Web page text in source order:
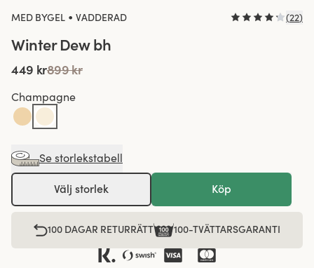
MED BYGEL • VADDERAD (22)
Winter Dew bh
449 kr899 kr
Champagne
Se storlekstabell
Välj storlek Köp
100 DAGAR RETURRÄTT 100-TVÄTTARSGARANTI